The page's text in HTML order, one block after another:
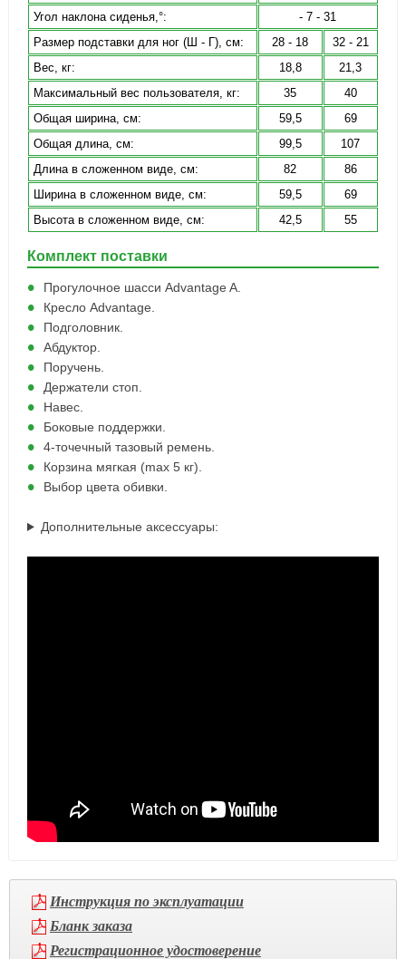
Угол наклона сиденья,°:
- 7 - 31
Размер подставки для ног (Ш - Г), см:
28 - 18
32 - 21
Вес, кг:
18,8
21,3
Максимальный вес пользователя, кг:
35
40
Общая ширина, см:
59,5
69
Общая длина, см:
99,5
107
Длина в сложенном виде, см:
82
86
Ширина в сложенном виде, см:
59,5
69
Высота в сложенном виде, см:
42,5 55
Комплект поставки
Прогулочное шасси Advantage A.
Кресло Advantage.
Подголовник.
Абдуктор.
Поручень.
Держатели стоп.
Навес.
Боковые поддержки.
4-точечный тазовый ремень.
Корзина мягкая (max 5 кг).
Выбор цвета обивки.
Дополнительные аксессуары:
Инструкция по эксплуатации
Бланк заказа
Регистрационное удостоверение